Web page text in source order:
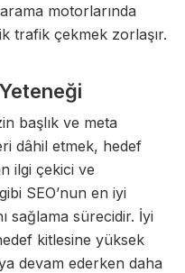
motorlarında
trafik çekmek zorlaşır.
başlık ve meta
dâhil etmek, hedef
ilgi çekici ve
SEO’nun en iyi
sağlama sürecidir. İyi
kitlesine yüksek
devam ederken daha